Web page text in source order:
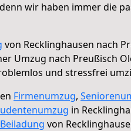
wir haben immer die
von Recklinghausen nach
Umzug nach Preußisch
und stressfrei
Firmenumzug,
in
Beiladung von